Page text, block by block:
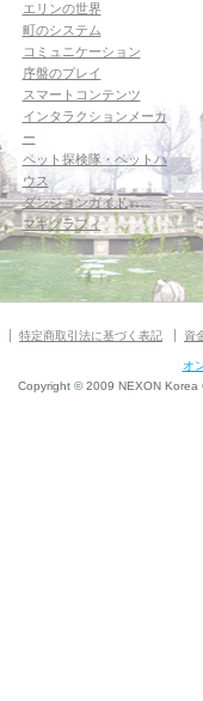
エリンの世界
町のシステム
コミュニケーション
序盤のプレイ
スマートコンテンツ
インタラクションメーカ
ー
ペット探検隊・ペットハ
ウス
ダンジョンガイド
マギグラフィ
特定商取引法に基づく表記 資
オ
Copyright © 2009 NEXON Korea